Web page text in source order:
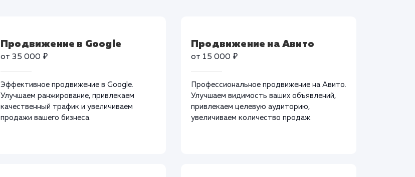
Продвижение в Google
от 35 000 ₽
Эффективное продвижение в Google.
Улучшаем ранжирование, привлекаем
качественный трафик и увеличиваем
продажи вашего бизнеса.
Продвижение на Авито
от 15 000 ₽
Профессиональное продвижение на Авито.
Улучшаем видимость ваших объявлений,
привлекаем целевую аудиторию,
увеличиваем количество продаж.